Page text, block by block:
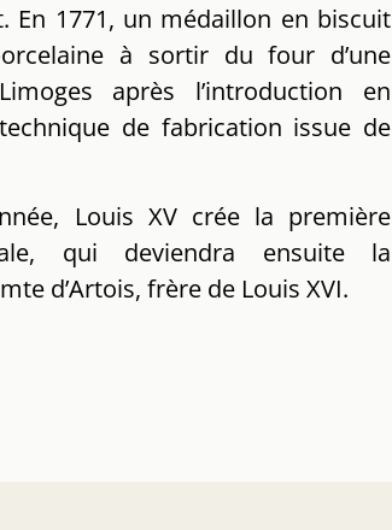
En 1771, un médaillon en biscuit
à sortir du four d’une
après l’introduction en
de fabrication issue de
Louis XV crée la première
qui deviendra ensuite la
d’Artois, frère de Louis XVI.